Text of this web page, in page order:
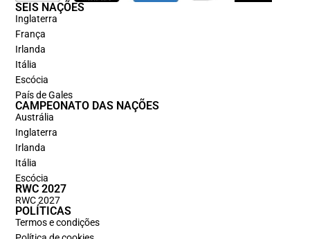
SEIS NAÇÕES
Inglaterra
França
Irlanda
Itália
Escócia
País de Gales
CAMPEONATO DAS NAÇÕES
Austrália
Inglaterra
Irlanda
Itália
Escócia
RWC 2027
RWC 2027
POLÍTICAS
Termos e condições